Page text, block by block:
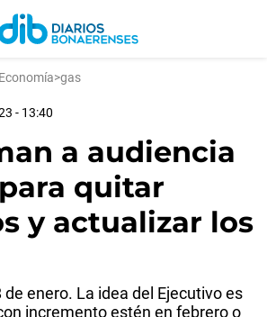
Economía>gas
- 13:40
a audiencia
quitar
y actualizar los
enero. La idea del Ejecutivo es
incremento estén en febrero o